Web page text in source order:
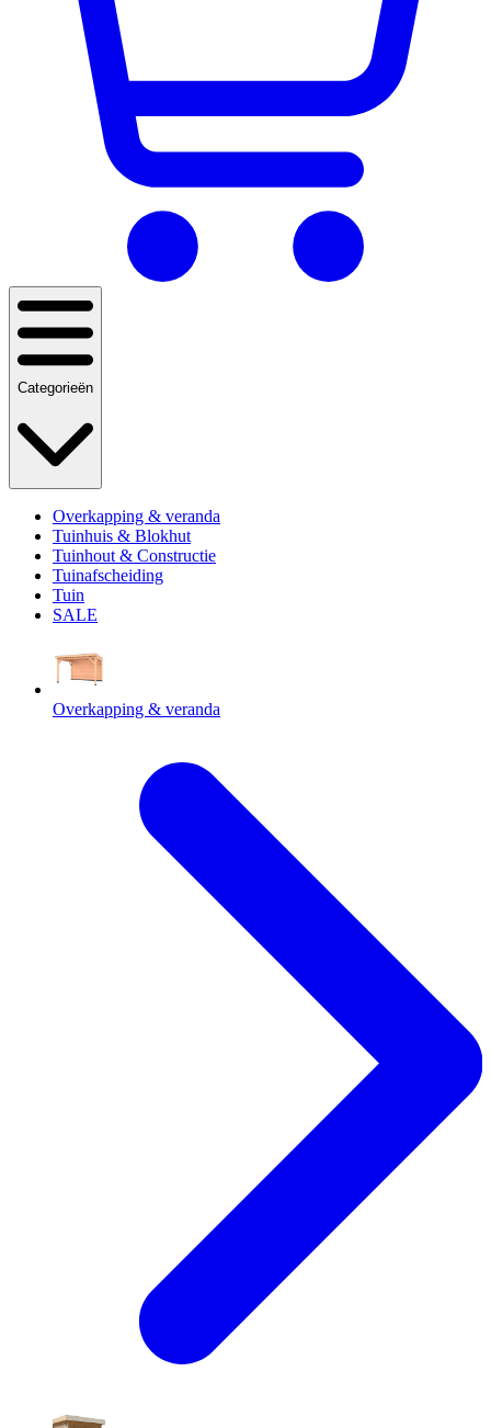
Categorieën
Overkapping & veranda
Tuinhuis & Blokhut
Tuinhout & Constructie
Tuinafscheiding
Tuin
SALE
Overkapping & veranda